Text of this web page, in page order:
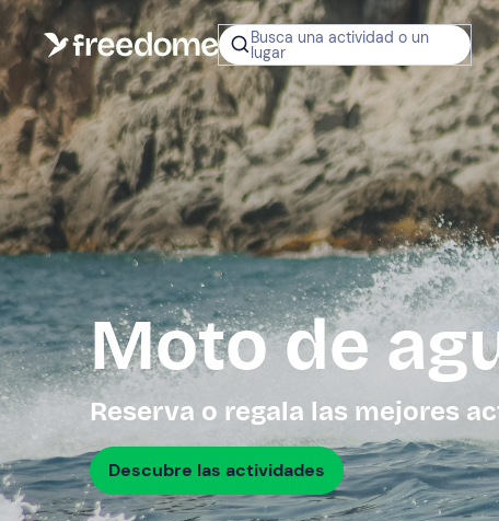
Busca una actividad o un
lugar
¿No sabes
regalar?
Tarjeta Regalo
Freedome
Un regalo
permite elegir
experiencias al
en toda España
Regala una
Moto de
Reserva o regala las mejores
Descubre las actividades